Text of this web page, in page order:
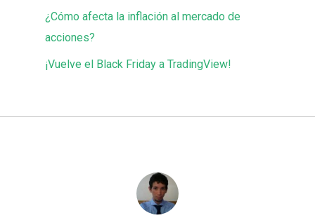
¿Cómo afecta la inflación al mercado de
acciones?
¡Vuelve el Black Friday a TradingView!